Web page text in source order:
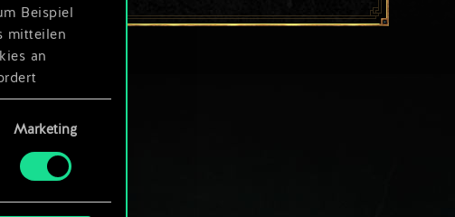
Beispiel
mitteilen
an
rund
Marketing